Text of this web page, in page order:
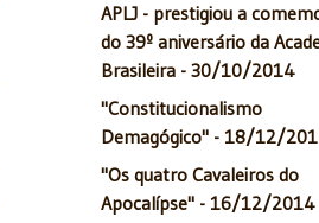
APLJ - prestigiou a
do 39º aniversário da
Brasileira - 30/10/2014
"Constitucionalismo
Demagógico" - 18/12/
"Os quatro Cavaleiros do
Apocalípse" - 16/12/2014